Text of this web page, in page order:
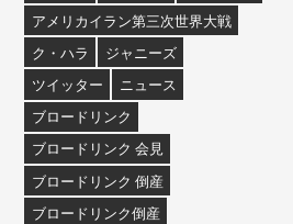
アメリカイラン第三次世界大戦
ク・ハラ
ジャニーズ
ツイッター
ニュース
ブロードリンク
ブロードリンク 会見
ブロードリンク 倒産
ブロードリンク倒産